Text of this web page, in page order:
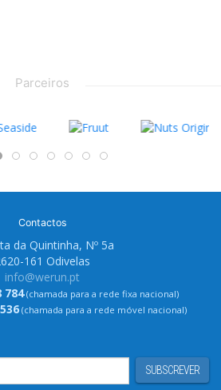
Parceiros
Contactos
da Quintinha, Nº 5a
161 Odivelas
info@werun.pt
784(chamada para a rede fixa nacional)
(chamada para a rede móvel nacional)
SUBSCREVER